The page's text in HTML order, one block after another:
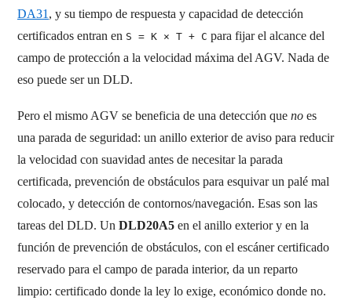
DA31 , y su tiempo de respuesta y capacidad de detección
certificados entran en S = K × T + C para fijar el alcance del
campo de protección a la velocidad máxima del AGV. Nada de
eso puede ser un DLD.
Pero el mismo AGV se beneficia de una detección que no es
una parada de seguridad: un anillo exterior de aviso para reducir
la velocidad con suavidad antes de necesitar la parada
certificada, prevención de obstáculos para esquivar un palé mal
colocado, y detección de contornos/navegación. Esas son las
tareas del DLD. Un DLD20A5 en el anillo exterior y en la
función de prevención de obstáculos, con el escáner certificado
reservado para el campo de parada interior, da un reparto
limpio: certificado donde la ley lo exige, económico donde no.